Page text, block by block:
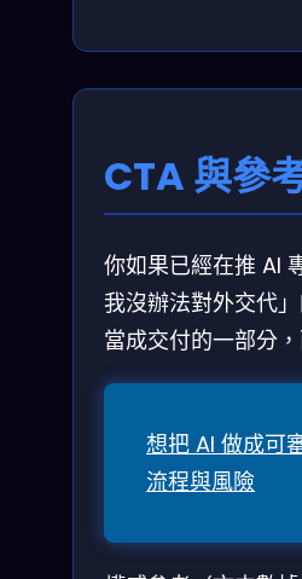
CTA 與參
你如果已經在推 AI
我沒辦法對外交代
當成交付的一部分
想把 AI 做成可
流程與風險